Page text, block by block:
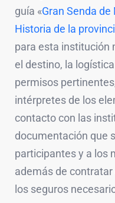
guía «Gran Senda
Historia de la
para esta institución
el destino, la
permisos
intérpretes de los
contacto con las
documentación que
participantes y a los
además de
los seguros